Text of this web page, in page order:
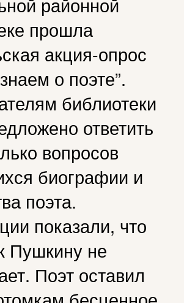
прошла
акция-опрос
о поэте”.
библиотеки
ответить
вопросов
биографии и
поэта.
показали, что
Пушкину не
Поэт оставил